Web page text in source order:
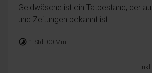
Geldwäsche ist ein Tatbestand, der
und Zeitungen bekannt ist.
timelapse 1 Std. 00 Min.